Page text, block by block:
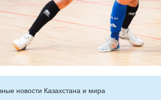
новости Казахстана и мира